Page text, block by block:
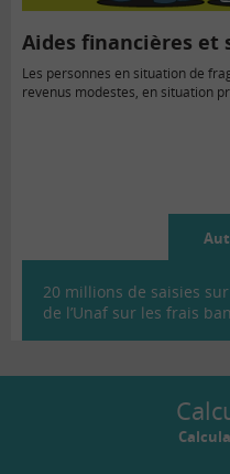
Aides financières et
Les personnes en situation de
revenus modestes, en situation
20 millions de saisies
de l’Unaf sur les frais